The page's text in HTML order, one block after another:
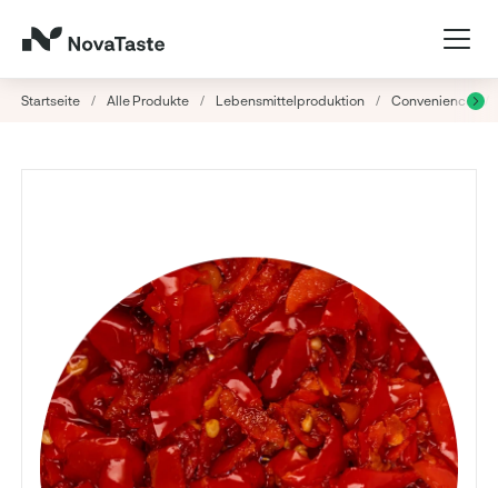
Startseite / Alle Produkte / Lebensmittelproduktion / Convenience /